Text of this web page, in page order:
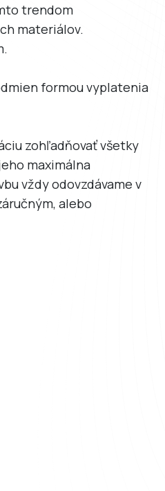
trendom
materiálov.
formou vyplatenia
zohľadňovať všetky
maximálna
vždy odovzdávame v
alebo